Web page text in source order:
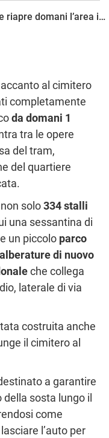
A Borgo Panigale riapre domani l’area intorno al cimitero a conclusione dei lavori di ampliamento e riqualificazione: un parcheggio da 334 posti e 100 nuovi alberi
al cimitero
completamente
da domani 1
tra le opere
del tram,
del quartiere
solo334 stalli
una sessantina di
un piccolo parco
di nuovo
che collega
laterale di via
costruita anche
il cimitero al
a garantire
sosta lungo il
come
l’auto per